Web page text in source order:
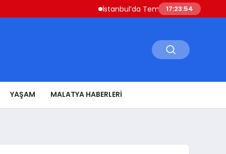
İstanbul’da Temmuz Ayı Fiyat Hareketliliği
17:23:56
YAŞAM MALATYA HABERLERI